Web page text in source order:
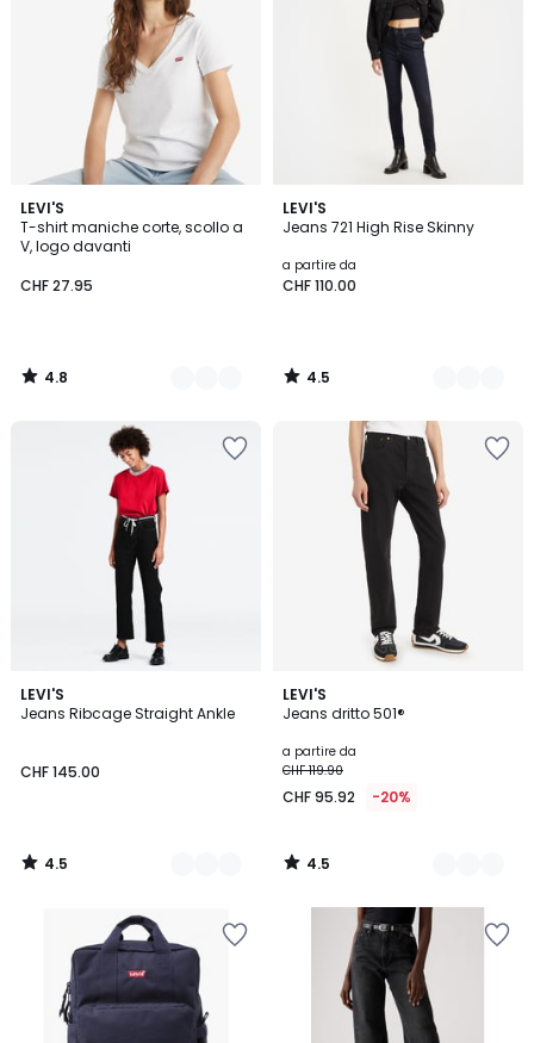
LEVI'S
T-shirt maniche corte, scollo a
V, logo davanti
CHF 27.95
4.8
/ 5
2
Colori
4.8
/
LEVI'S
Jeans 721 High Rise Skinny
a partire da
CHF 110.00
4.5
/ 5
5
Colori
4.5
/
LEVI'S
Jeans Ribcage Straight Ankle
CHF 145.00
4.5
/ 5
3
Colori
4.5
/
LEVI'S
Jeans dritto 501®
a partire da
CHF 119.90
CHF 95.92 -20%
4.5
/ 5
12
Colori
4.5
/